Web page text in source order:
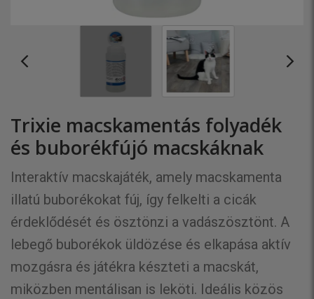
Trixie macskamentás folyadék
és buborékfújó macskáknak
Interaktív macskajáték, amely macskamenta
illatú buborékokat fúj, így felkelti a cicák
érdeklődését és ösztönzi a vadászösztönt. A
lebegő buborékok üldözése és elkapása aktív
mozgásra és játékra készteti a macskát,
miközben mentálisan is leköti. Ideális közös